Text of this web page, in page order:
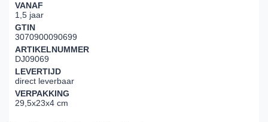
VANAF
1,5 jaar
GTIN
3070900090699
ARTIKELNUMMER
DJ09069
LEVERTIJD
direct leverbaar
VERPAKKING
29,5x23x4 cm